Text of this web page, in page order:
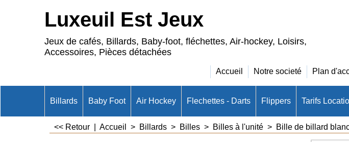
Luxeuil Est Jeux
Jeux de cafés, Billards, Baby-foot, fléchettes, Air-hockey, Loisirs,
Accessoires, Pièces détachées
Accueil Notre societé Plan
Billards Baby Foot Air Hockey Flechettes - Darts Flippers Tarifs
<< Retour Accueil > Billards > Billes > Billes à l'unité > Bille de billard